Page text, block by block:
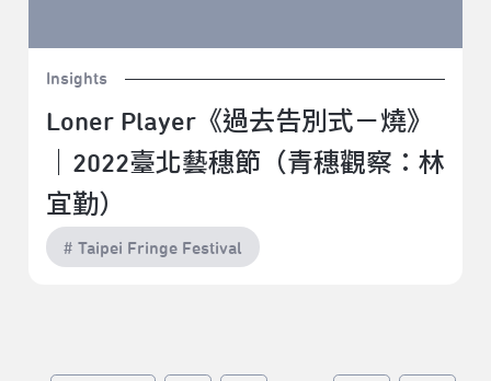
Insights
Loner Player《過去告別式－燒》
｜2022臺北藝穗節（青穗觀察：林
宜勤）
# Taipei Fringe Festival